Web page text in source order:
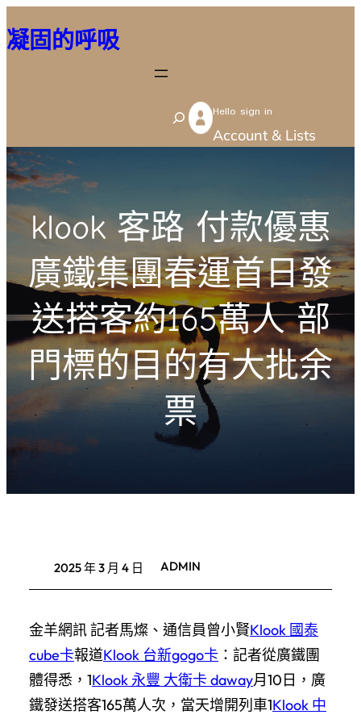
至
容
凝固的呼吸
S
e
c
h
Hello sign in
Account & Lists
klook 客路 付款優惠
廣鐵集團春運首日發
送搭客約165萬人 部
門標的目的有大批余
票
2025 年 3 月 4 日 ADMIN
金羊網訊 記者馬燦、通信員曾小賢Klook 國泰
cube卡報道Klook 台新gogo卡 ：記者從廣鐵團
體得悉，1Klook 永豐 大衛卡 daway月10日，廣
鐵發送搭客165萬人次，當天增開列車1Klook 中